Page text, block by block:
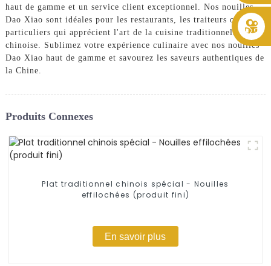
haut de gamme et un service client exceptionnel. Nos nouilles
Dao Xiao sont idéales pour les restaurants, les traiteurs ou les
particuliers qui apprécient l'art de la cuisine traditionnelle
chinoise. Sublimez votre expérience culinaire avec nos nouilles
Dao Xiao haut de gamme et savourez les saveurs authentiques de
la Chine.
Produits Connexes
Plat traditionnel chinois spécial - Nouilles
effilochées (produit fini)
En savoir plus